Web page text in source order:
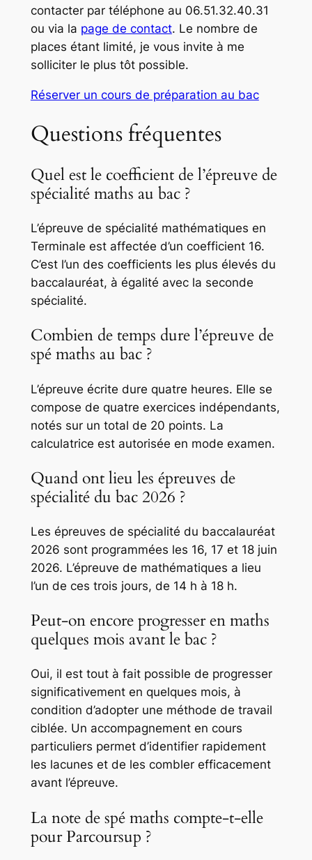
contacter par téléphone au 06.51.32.40.31
ou via la page de contact. Le nombre de
places étant limité, je vous invite à me
solliciter le plus tôt possible.
Réserver un cours de préparation au bac
Questions fréquentes
Quel est le coefficient de l’épreuve de
spécialité maths au bac ?
L’épreuve de spécialité mathématiques en
Terminale est affectée d’un coefficient 16.
C’est l’un des coefficients les plus élevés du
baccalauréat, à égalité avec la seconde
spécialité.
Combien de temps dure l’épreuve de
spé maths au bac ?
L’épreuve écrite dure quatre heures. Elle se
compose de quatre exercices indépendants,
notés sur un total de 20 points. La
calculatrice est autorisée en mode examen.
Quand ont lieu les épreuves de
spécialité du bac 2026 ?
Les épreuves de spécialité du baccalauréat
2026 sont programmées les 16, 17 et 18 juin
2026. L’épreuve de mathématiques a lieu
l’un de ces trois jours, de 14 h à 18 h.
Peut-on encore progresser en maths
quelques mois avant le bac ?
Oui, il est tout à fait possible de progresser
significativement en quelques mois, à
condition d’adopter une méthode de travail
ciblée. Un accompagnement en cours
particuliers permet d’identifier rapidement
les lacunes et de les combler efficacement
avant l’épreuve.
La note de spé maths compte-t-elle
pour Parcoursup ?